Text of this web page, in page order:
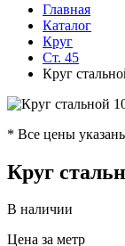
Главная
Каталог
Круг
Ст. 45
Круг
* Все цены
Круг
В наличии
Цена за метр